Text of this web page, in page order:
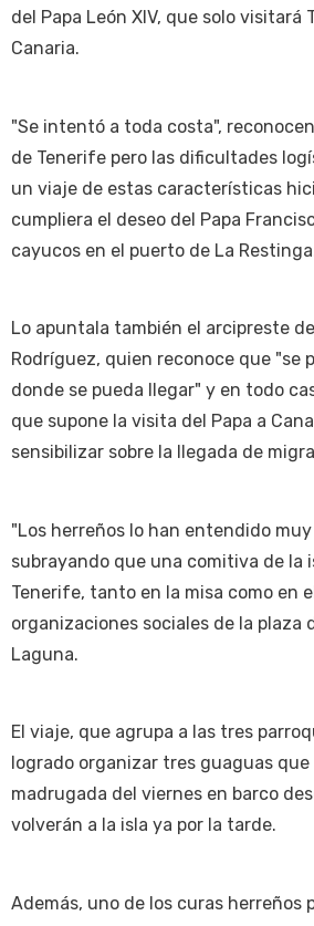
del Papa León XIV, que solo visitará
Canaria.
"Se intentó a toda costa",
de Tenerife pero las dificultades
un viaje de estas características
cumpliera el deseo del Papa
cayucos en el puerto de La
Lo apuntala también el arcipreste
Rodríguez, quien reconoce que "se
donde se pueda llegar" y en todo
que supone la visita del Papa a
sensibilizar sobre la llegada de
"Los herreños lo han entendido muy
subrayando que una comitiva de la
Tenerife, tanto en la misa como en
organizaciones sociales de la plaza
Laguna.
El viaje, que agrupa a las tres
logrado organizar tres guaguas
madrugada del viernes en barco
volverán a la isla ya por la tarde.
Además, uno de los curas herreños